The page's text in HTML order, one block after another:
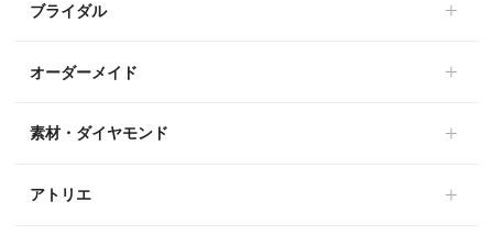
ブライダル
オーダーメイド
素材・ダイヤモンド
アトリエ